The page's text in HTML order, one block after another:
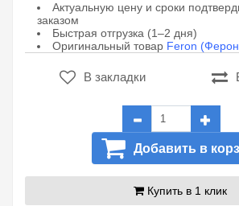
Актуальную цену и сроки
заказом
Быстрая отгрузка (1–2 дня)
Оригинальный товар Feron
В закладки
Добавить в
Купить в 1 клик